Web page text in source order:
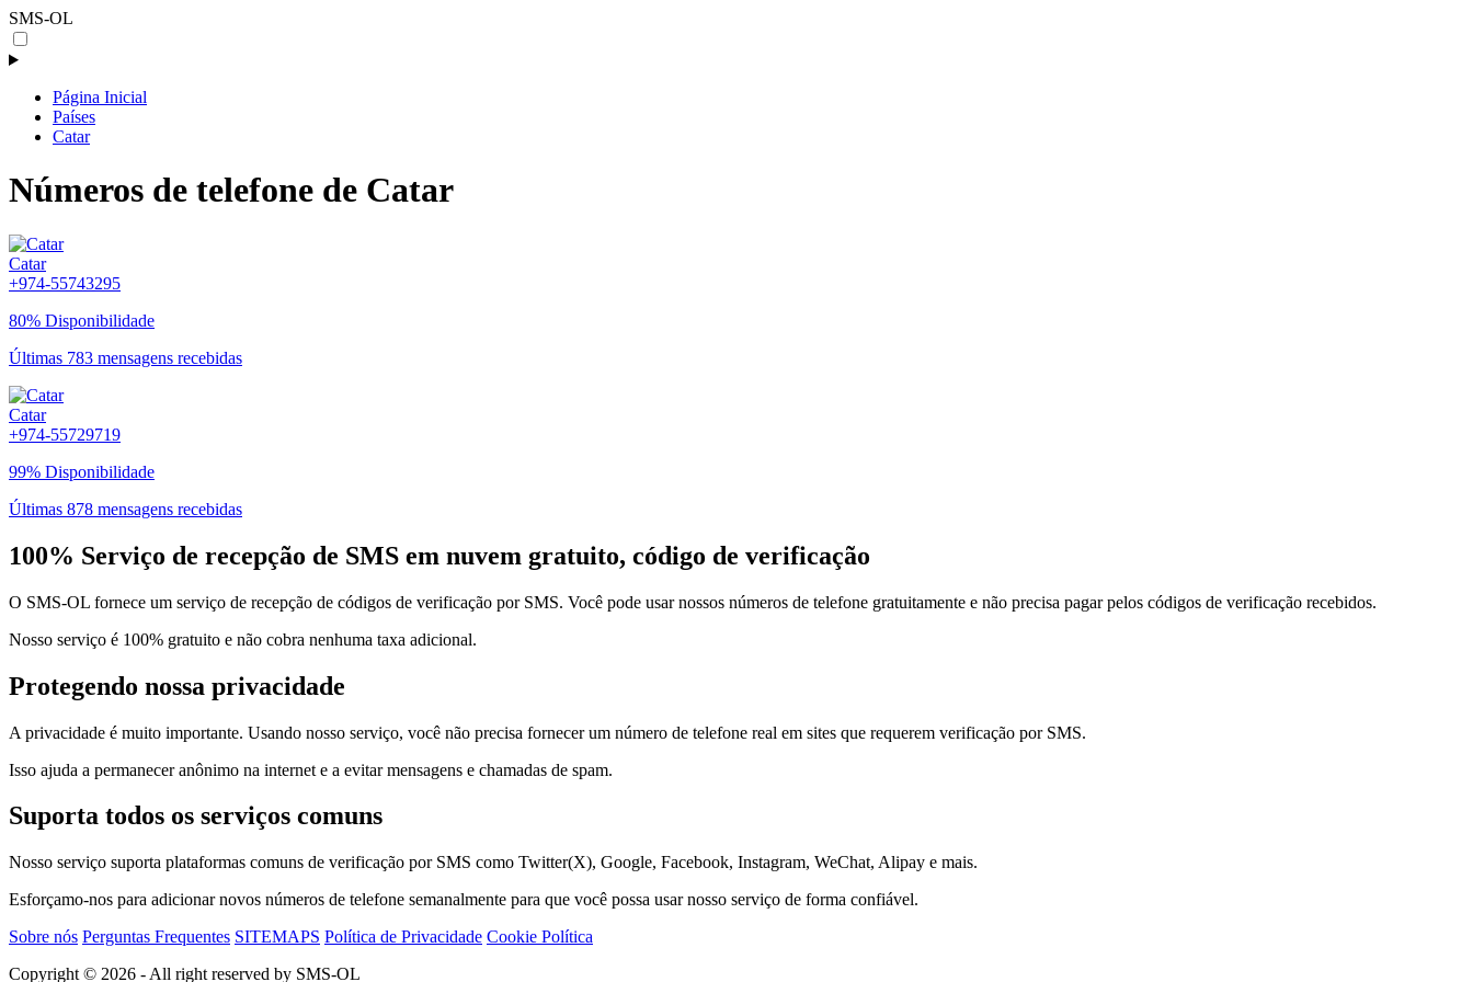
SMS-OL
Página Inicial
Países
Catar
Números de telefone de Catar
Catar
+974-55743295
80% Disponibilidade
Últimas 783 mensagens recebidas
Catar
+974-55729719
99% Disponibilidade
Últimas 878 mensagens recebidas
100% Serviço de recepção de SMS em nuvem gratuito, código de verificação
O SMS-OL fornece um serviço de recepção de códigos de verificação por SMS. Você pode usar nossos números de telefone gratuitamente e não precisa pagar pelos códigos de verificação recebidos.
Nosso serviço é 100% gratuito e não cobra nenhuma taxa adicional.
Protegendo nossa privacidade
A privacidade é muito importante. Usando nosso serviço, você não precisa fornecer um número de telefone real em sites que requerem verificação por SMS.
Isso ajuda a permanecer anônimo na internet e a evitar mensagens e chamadas de spam.
Suporta todos os serviços comuns
Nosso serviço suporta plataformas comuns de verificação por SMS como Twitter(X), Google, Facebook, Instagram, WeChat, Alipay e mais.
Esforçamo-nos para adicionar novos números de telefone semanalmente para que você possa usar nosso serviço de forma confiável.
Sobre nós Perguntas Frequentes SITEMAPS Política de Privacidade Cookie Política
Copyright © 2026 - All right reserved by SMS-OL